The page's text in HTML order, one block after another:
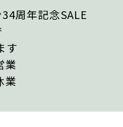
周年記念SALE
す
業
業